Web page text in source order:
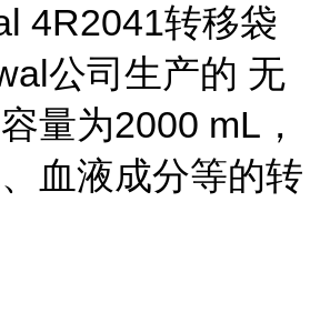
4R2041转移袋
公司生产的 无
量为2000 mL，
血液成分等的转